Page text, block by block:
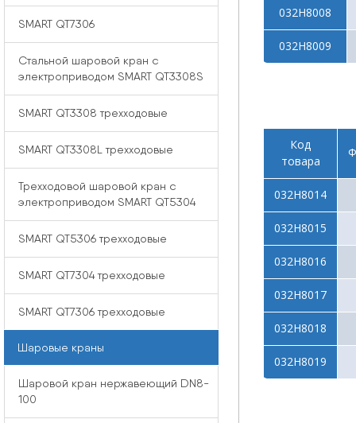
032Н8008
032Н8009
Код
товара
032Н8014
032Н8015
032Н8016
032Н8017
032Н8018
032Н8019
SMART QT7306
Стальной шаровой кран с
электроприводом SMART QT3308S
SMART QT3308 трехходовые
SMART QT3308L трехходовые
Трехходовой шаровой кран с
электроприводом SMART QT5304
SMART QT5306 трехходовые
SMART QT7304 трехходовые
SMART QT7306 трехходовые
Шаровые краны
Шаровой кран нержавеющий DN8-
100